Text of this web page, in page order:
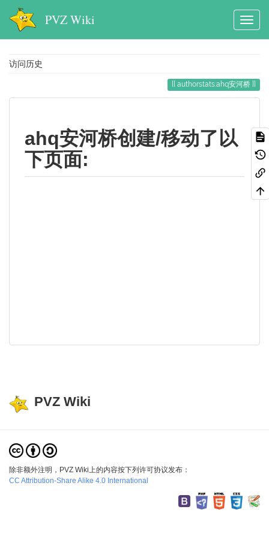
PVZ Wiki
访问历史
authorstats:ahq安河桥
ahq安河桥创建/移动了以
下页面:
PVZ Wiki
除非额外注明，PVZ Wiki上的内容按下列许可协议发布：
CC Attribution-Share Alike 4.0 International